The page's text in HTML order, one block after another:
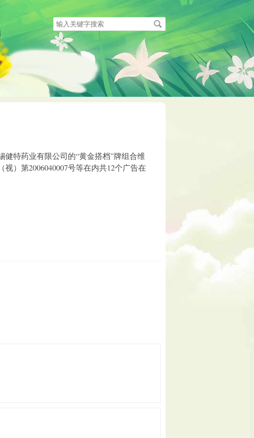
搜
索
关
键
字
特药业有限公司的“黄金搭档”牌组合维
）第2006040007号等在内共12个广告在